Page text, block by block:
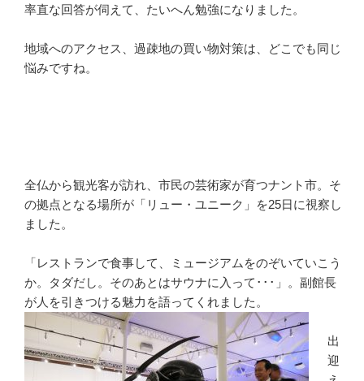
率直な回答が伺えて、たいへん勉強になりました。
地域へのアクセス、過疎地の買い物対策は、どこでも同じ
悩みですね。
全仏から観光客が訪れ、市民の芸術家が育つナント市。そ
の拠点となる場所が「リュー・ユニーク」を25日に視察し
ました。
「レストランで食事して、ミュージアムをのぞいていこう
か。タダだし。そのあとはサウナに入って･･･」。副館長
が人を引きつける魅力 を語ってくれました。
出
迎